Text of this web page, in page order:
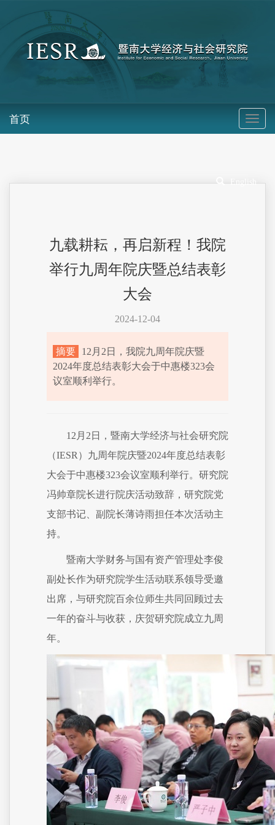
English
首页
九载耕耘，再启新程！我院
举行九周年院庆暨总结表彰
大会
2024-12-04
摘要
12月2日，我院九周年院庆暨
2024年度总结表彰大会于中惠楼323会
议室顺利举行。
12月2日，暨南大学经济与社会研究院
（IESR）九周年院庆暨2024年度总结表彰
大会于中惠楼323会议室顺利举行。研究院
冯帅章院长进行院庆活动致辞，研究院党
支部书记、副院长薄诗雨担任本次活动主
持。
暨南大学财务与国有资产管理处李俊
副处长作为研究院学生活动联系领导受邀
出席，与研究院百余位师生共同回顾过去
一年的奋斗与收获，庆贺研究院成立九周
年。